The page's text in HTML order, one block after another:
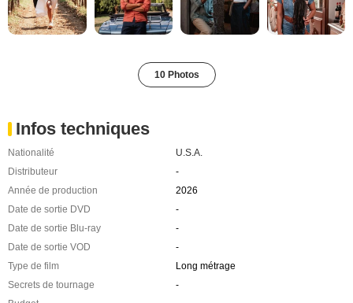
10 Photos
Infos techniques
Nationalité
U.S.A.
Distributeur
-
Année de production
2026
Date de sortie DVD
-
Date de sortie Blu-ray
-
Date de sortie VOD
-
Type de film
Long métrage
Secrets de tournage
-